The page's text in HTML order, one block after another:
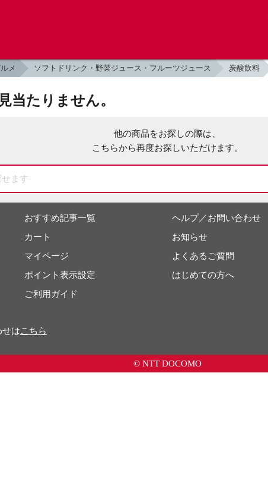
メ ソフトドリンク・野菜ジュース・フルーツジュース 炭酸飲料
当たりません。
他の商品をお探しの際は、
こちらから再度お探しいただけます。
おすすめ記事一覧
カート
マイページ
ポイント表示設定
ご利用ガイド
ヘルプ／お問い合わせ
お知らせ
よくあるご質問
はじめての方へ
はこちら
© NTT DOCOMO